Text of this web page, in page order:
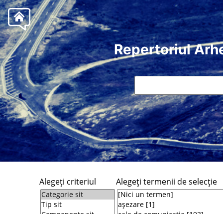
Repertoriul
Alegeţi criteriul Alegeţi termenii de selecţie